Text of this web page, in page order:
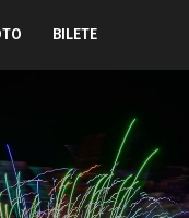
BILETE